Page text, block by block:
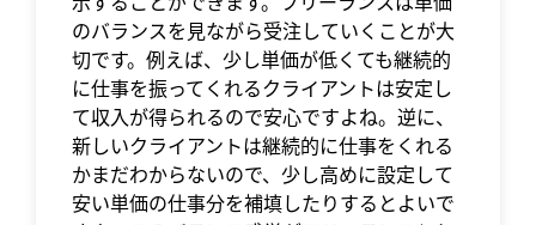
のバランスを見ながら受注していくことが大
切です。例えば、少し単価が低くても継続的
に仕事を振ってくれるクライアントは安定し
て収入が得られるので安心ですよね。逆に、
新しいクライアントは継続的に仕事をくれる
かまだわからないので、少し高めに設定して
安い単価の仕事分を補填したりするとよいで